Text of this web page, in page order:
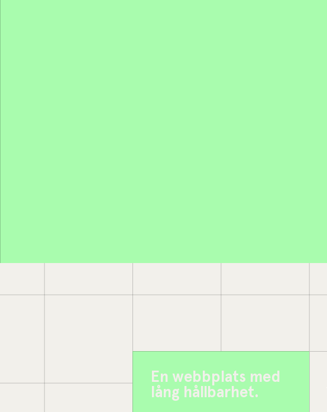
En webbplats med
lång hållbarhet.